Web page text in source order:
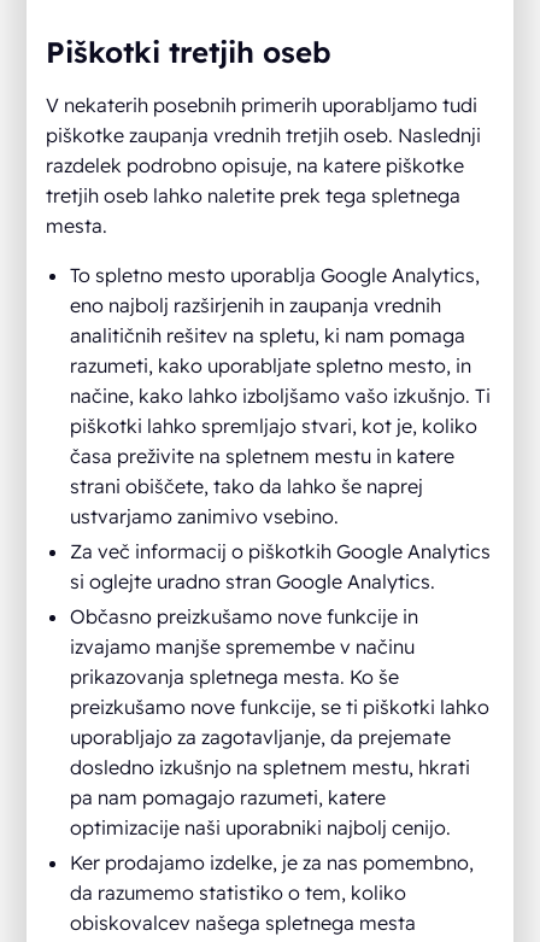
Piškotki tretjih oseb
V nekaterih posebnih primerih uporabljamo tudi
piškotke zaupanja vrednih tretjih oseb. Naslednji
razdelek podrobno opisuje, na katere piškotke
tretjih oseb lahko naletite prek tega spletnega
mesta.
To spletno mesto uporablja Google Analytics,
eno najbolj razširjenih in zaupanja vrednih
analitičnih rešitev na spletu, ki nam pomaga
razumeti, kako uporabljate spletno mesto, in
načine, kako lahko izboljšamo vašo izkušnjo. Ti
piškotki lahko spremljajo stvari, kot je, koliko
časa preživite na spletnem mestu in katere
strani obiščete, tako da lahko še naprej
ustvarjamo zanimivo vsebino.
Za več informacij o piškotkih Google Analytics
si oglejte uradno stran Google Analytics.
Občasno preizkušamo nove funkcije in
izvajamo manjše spremembe v načinu
prikazovanja spletnega mesta. Ko še
preizkušamo nove funkcije, se ti piškotki lahko
uporabljajo za zagotavljanje, da prejemate
dosledno izkušnjo na spletnem mestu, hkrati
pa nam pomagajo razumeti, katere
optimizacije naši uporabniki najbolj cenijo.
Ker prodajamo izdelke, je za nas pomembno,
da razumemo statistiko o tem, koliko
obiskovalcev našega spletnega mesta